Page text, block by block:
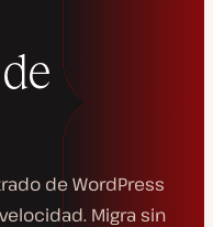
de WordPress
Migra sin